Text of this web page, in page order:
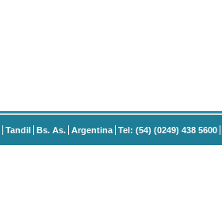
Tandil Bs. As. Argentina Tel: (54) (0249) 438 5600